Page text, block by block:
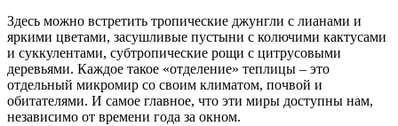
Здесь можно встретить тропические джунгли с лианами и
яркими цветами, засушливые пустыни с колючими кактусами
и суккулентами, субтропические рощи с цитрусовыми
деревьями. Каждое такое «отделение» теплицы – это
отдельный микромир со своим климатом, почвой и
обитателями. И самое главное, что эти миры доступны нам,
независимо от времени года за окном.